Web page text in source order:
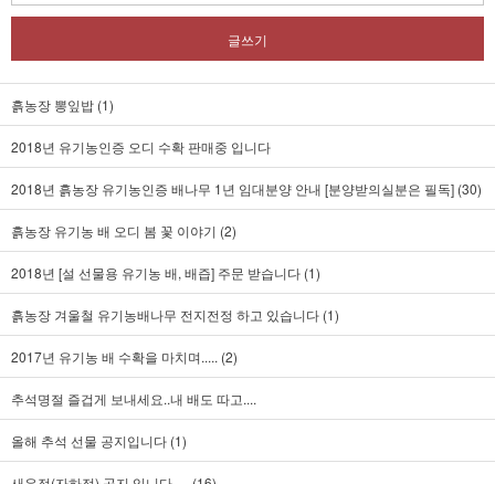
글쓰기
흙농장 뽕잎밥 (1)
2018년 유기농인증 오디 수확 판매중 입니다
2018년 흙농장 유기농인증 배나무 1년 임대분양 안내 [분양받의실분은 필독] (30)
흙농장 유기농 배 오디 봄 꽃 이야기 (2)
2018년 [설 선물용 유기농 배, 배즙] 주문 받습니다 (1)
흙농장 겨울철 유기농배나무 전지전정 하고 있습니다 (1)
2017년 유기농 배 수확을 마치며..... (2)
추석명절 즐겁게 보내세요..내 배도 따고....
올해 추석 선물 공지입니다 (1)